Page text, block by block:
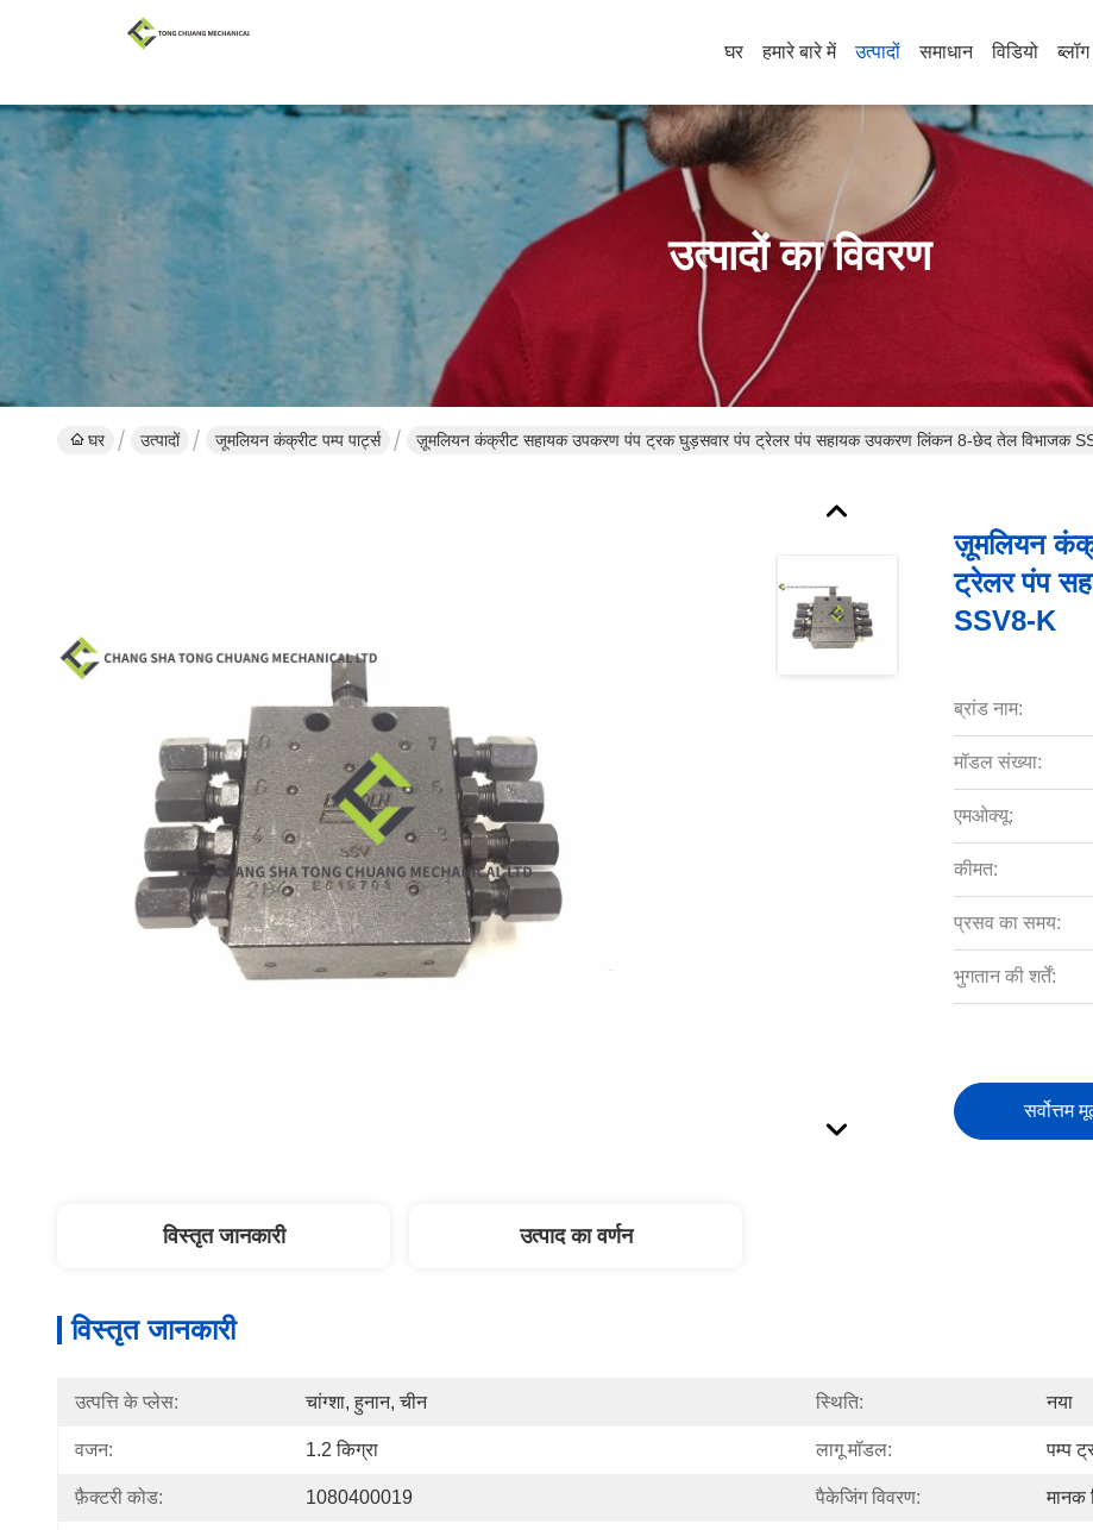
घर हमारे बारे में उत्पादों समाधान विडियो ब्लॉग
उत्पादों का विवरण
घर उत्पादों जूमलियन कंक्रीट पम्प पार्ट्स ज़ूमलियन कंक्रीट सहायक उपकरण पंप ट्रक घुड़सवार पंप ट्रेलर पंप सहायक उपकरण लिंकन 8-छेद तेल विभाजक
ज़ूमलियन
ट्रेलर पंप
SSV8-K
ब्रांड नाम:
मॉडल संख्या:
एमओक्यू:
कीमत:
प्रसव का समय:
भुगतान की शर्तें:
सर्वोत्तम
विस्तृत जानकारी उत्पाद का वर्णन
विस्तृत जानकारी
उत्पत्ति के प्लेस: चांग्शा, हुनान, चीन स्थिति: नया
वजन: 1.2 किग्रा लागू मॉडल: पम्प
फ़ैक्टरी कोड: 1080400019 पैकेजिंग विवरण: मानक